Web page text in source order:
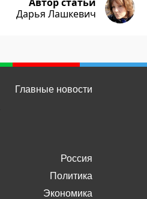
Дарья Лашкевич
Главные новости
Россия
Политика
Экономика